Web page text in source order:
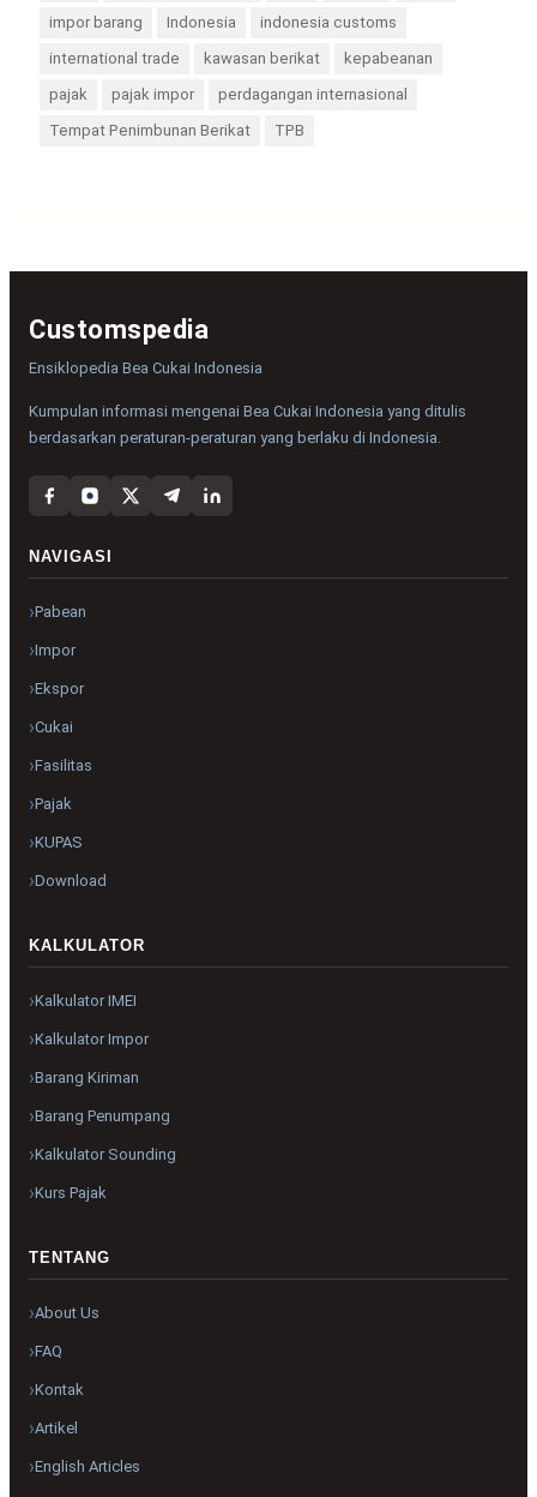
impor barang
Indonesia
indonesia customs
international trade
kawasan berikat
kepabeanan
pajak
pajak impor
perdagangan internasional
Tempat Penimbunan Berikat
TPB
Customspedia
Ensiklopedia Bea Cukai Indonesia
Kumpulan informasi mengenai Bea Cukai Indonesia yang ditulis
berdasarkan peraturan-peraturan yang berlaku di Indonesia.
NAVIGASI
Pabean
Impor
Ekspor
Cukai
Fasilitas
Pajak
KUPAS
Download
KALKULATOR
Kalkulator IMEI
Kalkulator Impor
Barang Kiriman
Barang Penumpang
Kalkulator Sounding
Kurs Pajak
TENTANG
About Us
FAQ
Kontak
Artikel
English Articles